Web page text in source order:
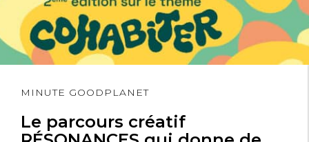
MINUTE GOODPLANET
Le parcours créatif
Lire